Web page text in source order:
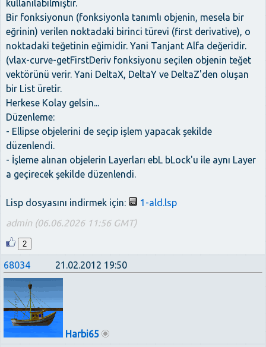
kullanılabilmiştir.
Bir fonksiyonun (fonksiyonla tanımlı objenin, mesela bir
eğrinin) verilen noktadaki birinci türevi (first derivative), o
noktadaki teğetinin eğimidir. Yani Tanjant Alfa değeridir.
(vlax-curve-getFirstDeriv fonksiyonu seçilen objenin teğet
vektörünü verir. Yani DeltaX, DeltaY ve DeltaZ'den oluşan
bir List üretir.
Herkese Kolay gelsin...
Düzenleme:
- Ellipse objelerini de seçip işlem yapacak şekilde
düzenlendi.
- İşleme alınan objelerin Layerları ebL bLock'u ile aynı Layer
a geçirecek şekilde düzenlendi.
Lisp dosyasını indirmek için:
1-ald.lsp
admin (06.06.2026 11:56 GMT)
2
68034 21.02.2012 19:50
Harbi65